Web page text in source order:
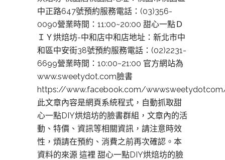
中正路647號預約服務電話：(03)356-
0090營業時間：11:00~20:00 甜心一點Ｄ
ＩＹ烘焙坊-中和店中和店地址：新北市中
和區中安街38號預約服務電話：(02)2231-
6699營業時間：10:00~21:00 官方網站為
www.sweetydot.com臉書
https://www.facebook.com/
此文章內容是網頁系統程式，自動抓取甜
心一點DIY烘焙坊的臉書群組，文章內的活
動、特價、資訊等相關資訊，請注意時效
性，煩請在預約、消費之前再次確認。本
資料的來源 這裡 甜心一點DIY烘焙坊的臉